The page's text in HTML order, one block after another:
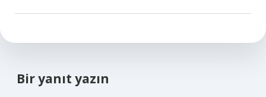
Bir yanıt yazın